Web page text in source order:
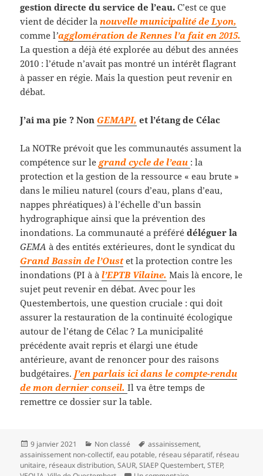
gestion directe du service de l’eau. C’est ce que
vient de décider lanouvelle municipalité de Lyon,
comme l’agglomération de Rennes l’a fait en 2015.
La question a déjà été explorée au début des années
2010 : l’étude n’avait pas montré un intérêt flagrant
à passer en régie. Mais la question peut revenir en
débat.
J’ai ma pie ? Non GEMAPI, et l’étang de Célac
La NOTRe prévoit que les communautés assument la
compétence sur legrand cycle de l’eau : la
protection et la gestion de la ressource « eau brute »
dans le milieu naturel (cours d’eau, plans d’eau,
nappes phréatiques) à l’échelle d’un bassin
hydrographique ainsi que la prévention des
inondations. La communauté a préférédéléguer la
GEMA à des entités extérieures, dont le syndicat du
Grand Bassin de l’Oustet la protection contre les
inondations (PI à àl’EPTB Vilaine. Mais là encore, le
sujet peut revenir en débat. Avec pour les
Questembertois, une question cruciale : qui doit
assurer la restauration de la continuité écologique
autour de l’étang de Célac ? La municipalité
précédente avait repris et élargi une étude
antérieure, avant de renoncer pour des raisons
budgétaires. J’en parlais ici dans le compte-rendu
de mon dernier conseil. Il va être temps de
remettre ce dossier sur la table.
Publié
le
9 janvier 2021 Catégories
Non classé
Mots-
clés
assainissement,
assainissement non-collectif,eau potable, réseau séparatif, réseau
unitaire, réseaux distribution,SAUR,SIAEP Questembert,STEP,